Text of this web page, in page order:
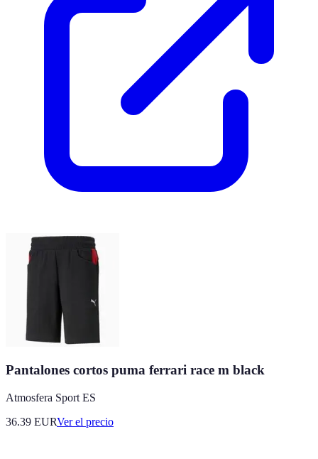
Pantalones cortos puma ferrari race m black
Atmosfera Sport ES
36.39 EURVer el precio